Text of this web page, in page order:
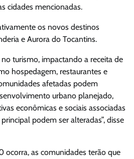
cidades mencionadas.
os novos destinos
e Aurora do Tocantins.
turismo, impactando a receita de
hospedagem, restaurantes e
afetadas podem
urbano planejado,
econômicas e sociais associadas
podem ser alteradas”, disse
ocorra, as comunidades terão que